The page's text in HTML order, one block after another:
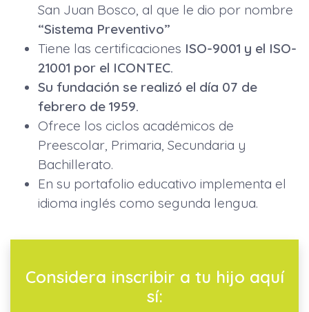
San Juan Bosco, al que le dio por nombre
“Sistema Preventivo”
Tiene las certificaciones ISO-9001 y el ISO-
21001 por el ICONTEC.
Su fundación se realizó el día 07 de
febrero de 1959.
Ofrece los ciclos académicos de
Preescolar, Primaria, Secundaria y
Bachillerato.
En su portafolio educativo implementa el
idioma inglés como segunda lengua.
Considera inscribir a tu hijo aquí
sí: